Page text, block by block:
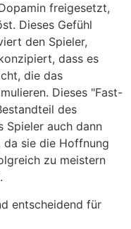
freigesetzt,
Dieses Gefühl
den Spieler,
dass es
die das
Dieses "Fast-
des
Spieler auch dann
da sie die Hoffnung
zu meistern
entscheidend für